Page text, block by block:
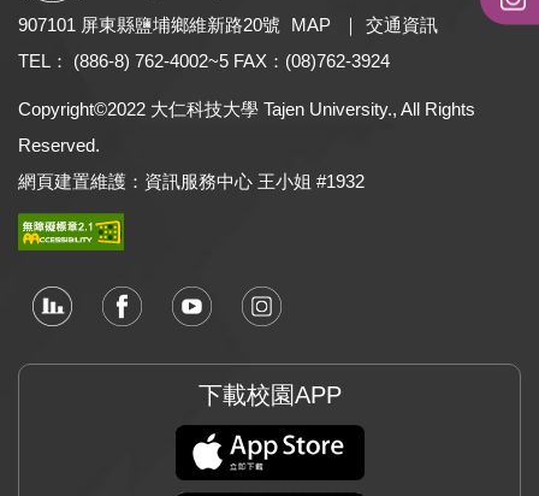
研討會報名系統
校務基金募款專區
60週年校慶系列活動專區
多功能整合性學習地圖
學生學習歷程檔案
大專校院UCAN平台
畢業生流向調查平台
907101 屏東縣鹽埔鄉維新路20號 MAP
交通資訊
TEL： (886-8) 762-4002~5 FAX：(08)762-3924
Copyright©2022 大仁科技大學 Tajen University., All Rights
Reserved.
網頁建置維護：資訊服務中心 王小姐 #1932
下載校園APP